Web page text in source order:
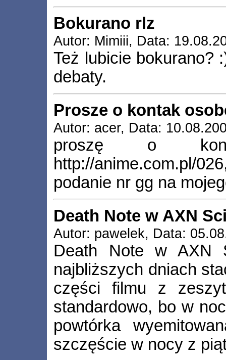
Bokurano rlz
Autor: Mimiii, Data:
Też lubicie bokurano?
debaty.
Prosze o kontak
Autor: acer, Data:
proszę o
http://anime.com.pl/
podanie nr gg na
Death Note w AXN
Autor: pawelek, Data:
Death Note w AXN
najbliższych dniach
części filmu z
standardowo, bo w
powtórka
szczęście w nocy z